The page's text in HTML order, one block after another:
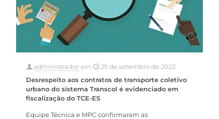
administradorem
25 de setembro de 2023
Desrespeito aos contratos de transporte coletivo
urbano do sistema Transcol é evidenciado em
fiscalização do TCE-ES
Equipe Técnica e MPC confirmaram as